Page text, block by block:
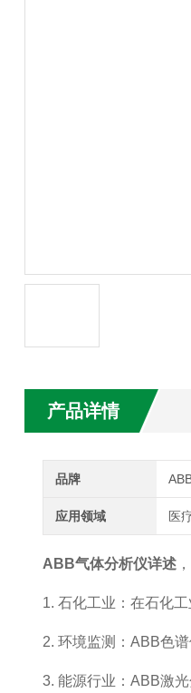
产品详情
品牌
应用领域 医
ABB气体分析仪详述
1. 石化工业：在石化工
2. 环境监测： ABB色
3. 能源行业： ABB激